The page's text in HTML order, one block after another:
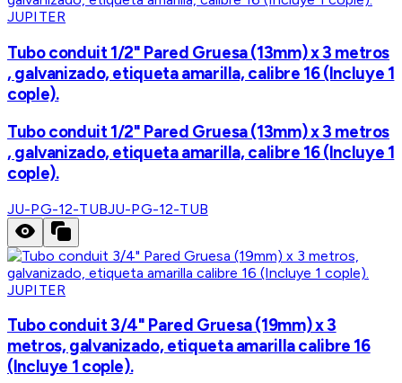
JUPITER
Tubo conduit 1/2" Pared Gruesa (13mm) x 3 metros
, galvanizado, etiqueta amarilla, calibre 16 (Incluye 1
cople).
Tubo conduit 1/2" Pared Gruesa (13mm) x 3 metros
, galvanizado, etiqueta amarilla, calibre 16 (Incluye 1
cople).
JU-PG-12-TUBJU-PG-12-TUB
JUPITER
Tubo conduit 3/4" Pared Gruesa (19mm) x 3
metros, galvanizado, etiqueta amarilla calibre 16
(Incluye 1 cople).